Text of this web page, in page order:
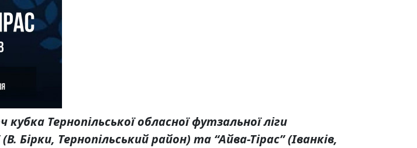
Тернопільської обласної футзальної ліги
Бірки, Тернопільський район) та “Айва-Тірас” (Іванків,